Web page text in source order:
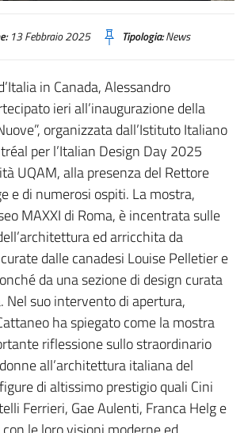
13 Febbraio 2025 Tipologia:News
in Canada, Alessandro
ieri all’inaugurazione della
organizzata dall’Istituto Italiano
per l’Italian Design Day 2025
UQAM, alla presenza del Rettore
e di numerosi ospiti. La mostra,
MAXXI di Roma, è incentrata sulle
ed arricchita da
dalle canadesi Louise Pelletier e
da una sezione di design curata
Nel suo intervento di apertura,
ha spiegato come la mostra
riflessione sullo straordinario
all’architettura italiana del
di altissimo prestigio quali Cini
Ferrieri, Gae Aulenti, Franca Helg e